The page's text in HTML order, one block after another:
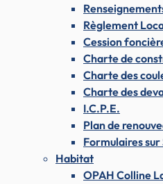
Règlement
Cession
Charte de
Charte des
Charte des
I.C.P.E.
Plan de
Formulaires
Habitat
OPAH Colline